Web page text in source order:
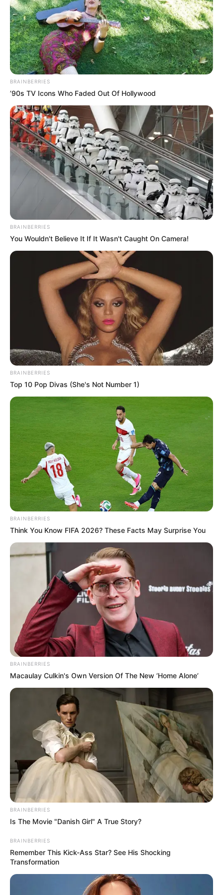
GELD SPAREN
Hier gibt es Tipps, wie man eineFerienwohnung
gestaltenkann.
Ausgehend von den Suchfunktionen auf unseren Seiten
und auf den Seiten von Drittanbietern kann das passende
freie Hotelzimmer oder die gewünschte Unterkunft in einer
Pension im Grindelwald gefunden werden. Als Hilfe
dienen hierbei auch Preisvergleiche,
Kundenbewertungen, die Position der gewählten
Unterkunft auf dem Stadtplan bzw. auf der Straßenkarte
künstliche Intelligenz. Darüber hinaus gibt es noch
weitere Angebote. Wir übernehmen sowohl für die
Unterkünfte als auch für alle weiteren Informationen auf
Besonders preiswerte Unterkünfte sind alternativ auch
www.preiswert-uebernachten.de zu finden.
Camping statt Hotel, Pension oder
Ferienwohnung:
Camping in Deutschland
Campingplätze in Grindelwald
Weitere Tipps zum Thema Urlaub in Deutschland:
Die schönsten Urlaubsziele in Deutschland
Die beliebtesten Städtereiseziele in Deutschland
Die schönsten Wochenendreiseziele
Die attraktivsten Wellnesshotels in Deutschland
Vorschläge für Urlaubsziele auf der ganzen
Welt
Hier geht es zu den
schönsten Urlaubsregionen in
Deutschland
Reiseziele . Hierzu gehören spannende Reiseberichte
und tausend Tempel
Ferienwohnungen und Urlaubsunterkünfte verschiedener
BRAINBERRIES
’90s TV Icons Who Faded Out Of Hollywood
BRAINBERRIES
You Wouldn't Believe It If It Wasn't Caught On Camera!
BRAINBERRIES
Top 10 Pop Divas (She's Not Number 1)
BRAINBERRIES
Think You Know FIFA 2026? These Facts May Surprise You
BRAINBERRIES
Macaulay Culkin's Own Version Of The New ‘Home Alone’
BRAINBERRIES
Is The Movie "Danish Girl" A True Story?
BRAINBERRIES
Remember This Kick-Ass Star? See His Shocking
Transformation